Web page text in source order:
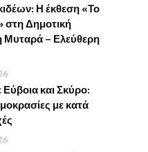
Η έκθεση «Το
στη Δημοτική
Μυταρά – Ελεύθερη
και Σκύρο:
με κατά